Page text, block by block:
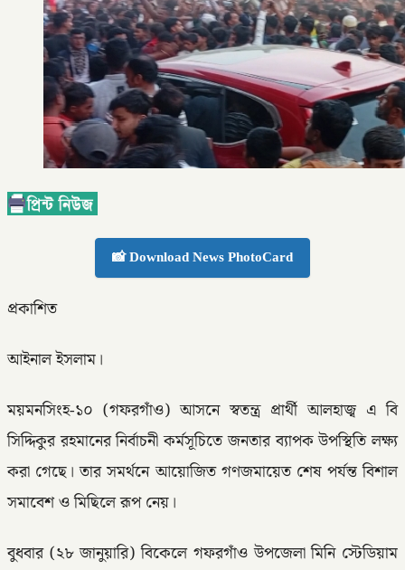
📸 Download News PhotoCard
প্রকাশিত
আইনাল ইসলাম।
ময়মনসিংহ-১০ (গফরগাঁও) আসনে স্বতন্ত্র প্রার্থী আলহাজ্ব এ বি
সিদ্দিকুর রহমানের নির্বাচনী কর্মসূচিতে জনতার ব্যাপক উপস্থিতি লক্ষ্য
করা গেছে। তার সমর্থনে আয়োজিত গণজমায়েত শেষ পর্যন্ত বিশাল
সমাবেশ ও মিছিলে রূপ নেয়।
বুধবার (২৮ জানুয়ারি) বিকেলে গফরগাঁও উপজেলা মিনি স্টেডিয়াম